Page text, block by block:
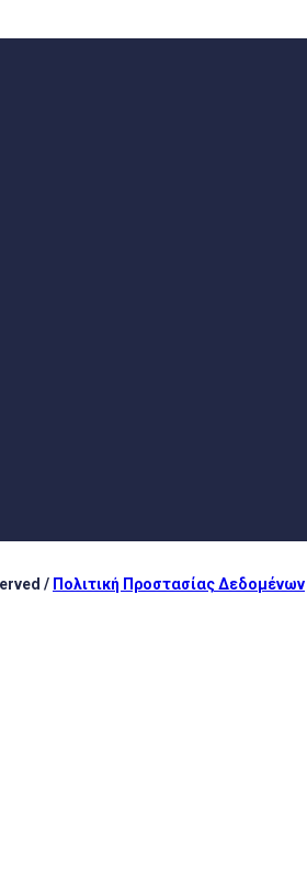
/ Πολιτική Προστασίας Δεδομένων